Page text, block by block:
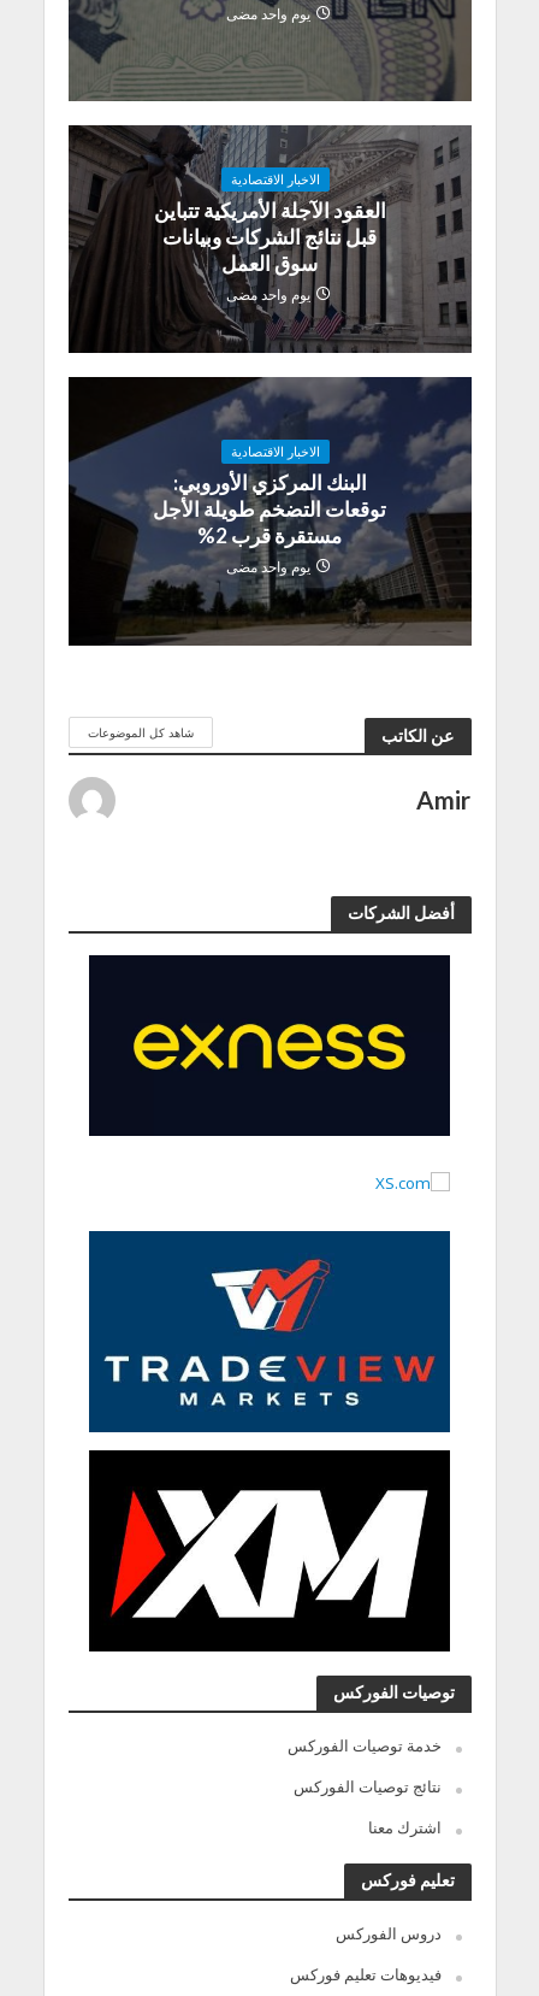
يوم واحد مضى
الاخبار الاقتصادية
العقود الآجلة الأمريكية تتباين
قبل نتائج الشركات وبيانات
سوق العمل
يوم واحد مضى
الاخبار الاقتصادية
البنك المركزي الأوروبي:
توقعات التضخم طويلة الأجل
مستقرة قرب 2%
يوم واحد مضى
عن الكاتب شاهد كل الموضوعات
Amir
أفضل الشركات
توصيات الفوركس
خدمة توصيات الفوركس
نتائج توصيات الفوركس
اشترك معنا
تعليم فوركس
دروس الفوركس
فيديوهات تعليم فوركس